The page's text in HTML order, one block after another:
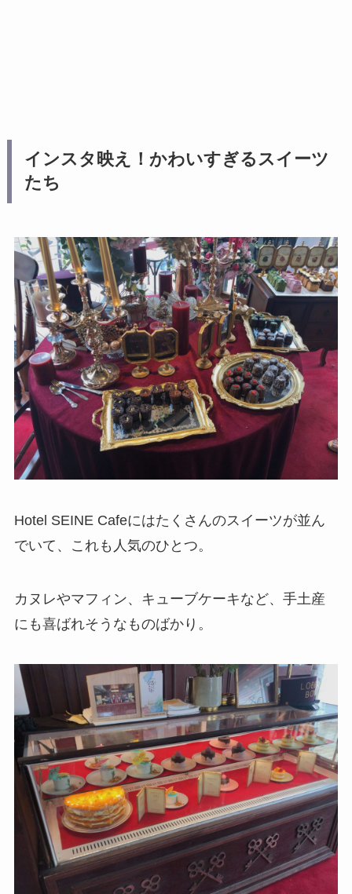
インスタ映え！かわいすぎるスイーツ
たち
Hotel SEINE Cafeにはたくさんのスイーツが並ん
でいて、これも人気のひとつ。
カヌレやマフィン、キューブケーキなど、手土産
にも喜ばれそうなものばかり。